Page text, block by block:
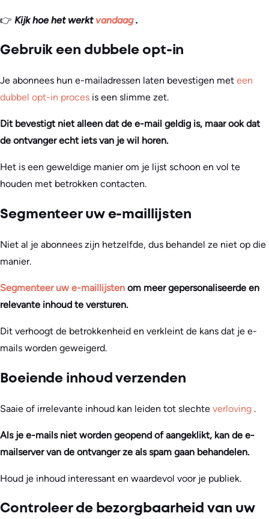
👉 Kijk hoe het werkt vandaag .
Gebruik een dubbele opt-in
Je abonnees hun e-mailadressen laten bevestigen met een
dubbel opt-in proces is een slimme zet.
Dit bevestigt niet alleen dat de e-mail geldig is, maar ook dat
de ontvanger echt iets van je wil horen.
Het is een geweldige manier om je lijst schoon en vol te
houden met betrokken contacten.
Segmenteer uw e-maillijsten
Niet al je abonnees zijn hetzelfde, dus behandel ze niet op die
manier.
Segmenteer uw e-maillijsten om meer gepersonaliseerde en
relevante inhoud te versturen.
Dit verhoogt de betrokkenheid en verkleint de kans dat je e-
mails worden geweigerd.
Boeiende inhoud verzenden
Saaie of irrelevante inhoud kan leiden tot slechte verloving .
Als je e-mails niet worden geopend of aangeklikt, kan de e-
mailserver van de ontvanger ze als spam gaan behandelen.
Houd je inhoud interessant en waardevol voor je publiek.
Controleer de bezorgbaarheid van uw